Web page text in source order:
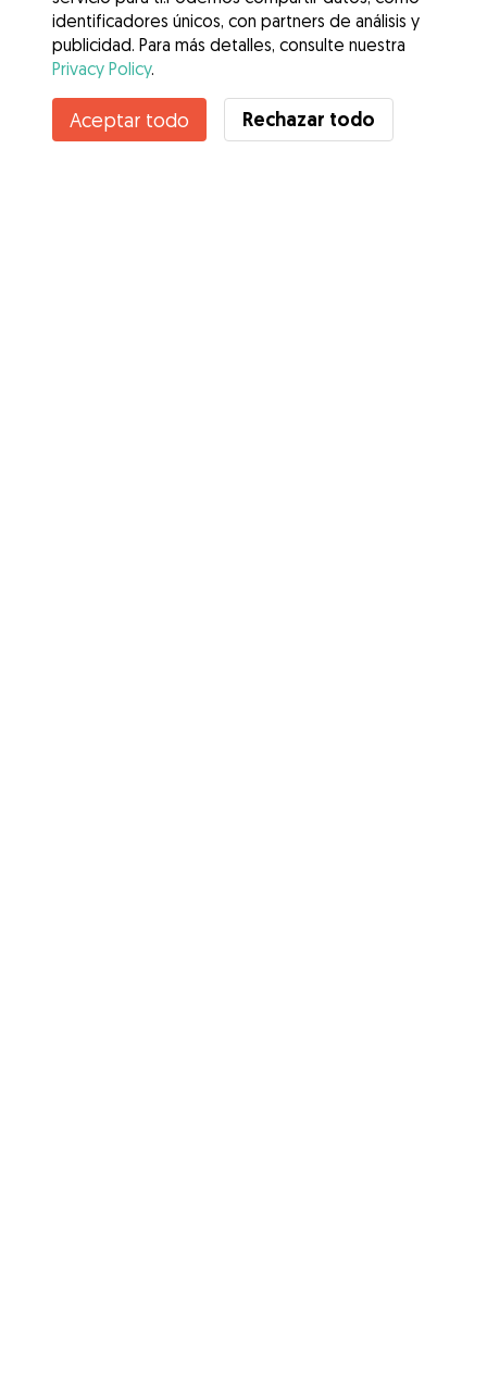
Contacta con Alexander
¿Conoces los Beneficios de Gudog? Ver más
identificadores únicos, con partners de análisis y
publicidad. Para más detalles, consulte nuestra
Privacy Policy.
Aceptar todo Rechazar todo